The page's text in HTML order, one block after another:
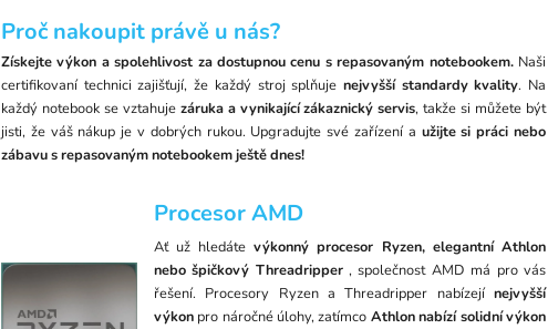
Proč nakoupit právě u nás?
Získejte výkon a spolehlivost za dostupnou cenu s repasovaným notebookem.Naši
certifikovaní technici zajišťují, že každý stroj splňuje nejvyšší standardy kvality. Na
každý notebook se vztahuje záruka a vynikající zákaznický servis, takže si můžete být
jisti, že váš nákup je v dobrých rukou. Upgradujte své zařízení a užijte si práci nebo
zábavu s repasovaným notebookem ještě dnes!
Procesor AMD
Ať už hledáte výkonný procesor Ryzen, elegantní Athlon
nebo špičkový Threadripper , společnost AMD má pro vás
řešení. Procesory Ryzen a Threadripper nabízejínejvyšší
výkon pro náročné úlohy, zatímco Athlon nabízí solidní výkon